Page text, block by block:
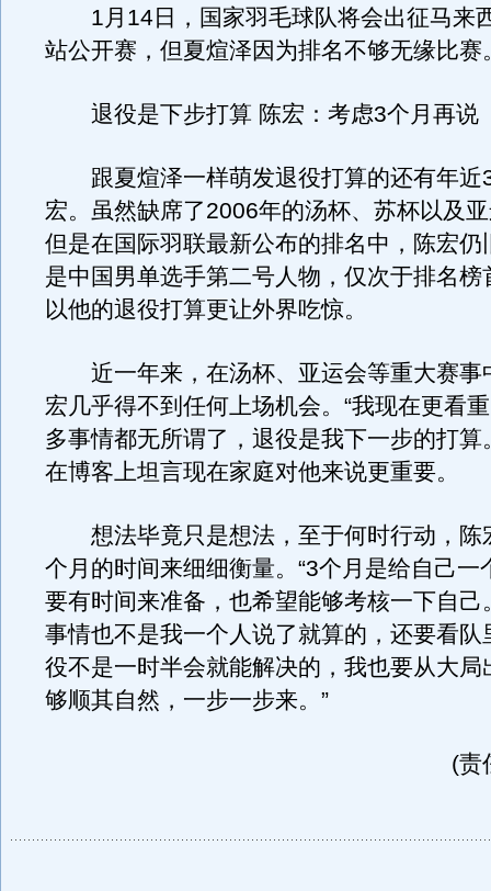
1月14日，国家羽毛球队将会出征马来
站公开赛，但夏煊泽因为排名不够无缘比赛
退役是下步打算 陈宏：考虑3个月再说
跟夏煊泽一样萌发退役打算的还有年近
宏。虽然缺席了2006年的汤杯、苏杯以及
但是在国际羽联最新公布的排名中，陈宏仍
是中国男单选手第二号人物，仅次于排名榜
以他的退役打算更让外界吃惊。
近一年来，在汤杯、亚运会等重大赛事
宏几乎得不到任何上场机会。“我现在更看
多事情都无所谓了，退役是我下一步的打算
在博客上坦言现在家庭对他来说更重要。
想法毕竟只是想法，至于何时行动，陈
个月的时间来细细衡量。“3个月是给自己一
要有时间来准备，也希望能够考核一下自己
事情也不是我一个人说了就算的，还要看队
役不是一时半会就能解决的，我也要从大局
够顺其自然，一步一步来。”
(责